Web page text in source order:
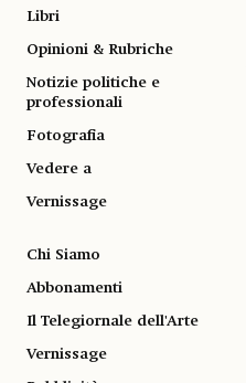
Libri
Opinioni & Rubriche
Notizie politiche e
professionali
Fotografia
Vedere a
Vernissage
Chi Siamo
Abbonamenti
Il Telegiornale dell'Arte
Vernissage